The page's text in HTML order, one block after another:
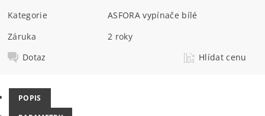
Kategorie
ASFORA vypínače bílé
Záruka
2 roky
Dotaz
Hlídat cenu
POPIS